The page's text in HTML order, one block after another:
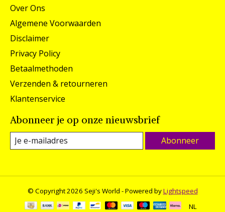
Over Ons
Algemene Voorwaarden
Disclaimer
Privacy Policy
Betaalmethoden
Verzenden & retourneren
Klantenservice
Abonneer je op onze nieuwsbrief
Abonneer
© Copyright 2026 Seji's World - Powered byLightspeed
NL